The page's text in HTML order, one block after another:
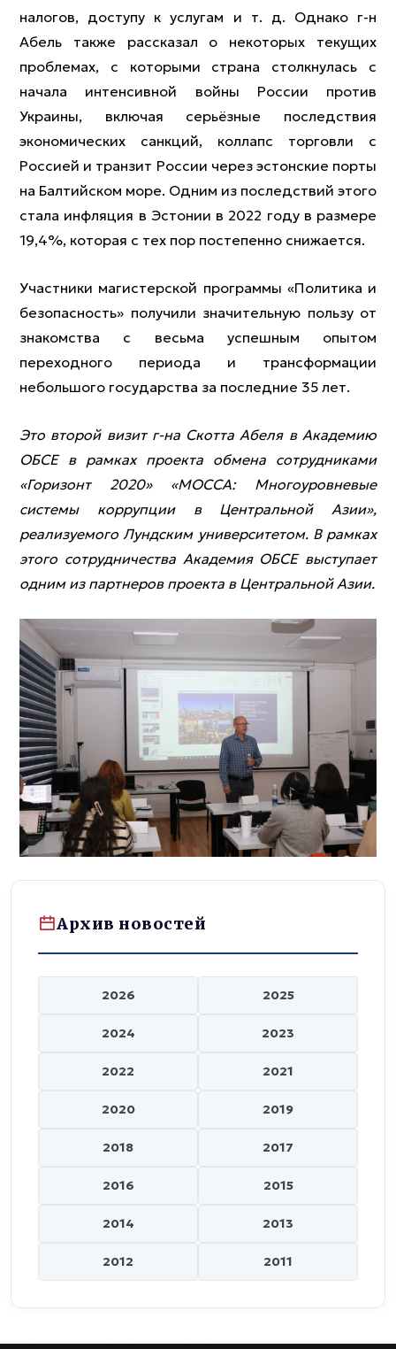
налогов, доступу к услугам и т. д. Однако г-н
Абель также рассказал о некоторых текущих
проблемах, с которыми страна столкнулась с
начала интенсивной войны России против
Украины, включая серьёзные последствия
экономических санкций, коллапс торговли с
Россией и транзит России через эстонские порты
на Балтийском море. Одним из последствий этого
стала инфляция в Эстонии в 2022 году в размере
19,4%, которая с тех пор постепенно снижается.
Участники магистерской программы «Политика и
безопасность» получили значительную пользу от
знакомства с весьма успешным опытом
переходного периода и трансформации
небольшого государства за последние 35 лет.
Это второй визит г-на Скотта Абеля в Академию
ОБСЕ в рамках проекта обмена сотрудниками
«Горизонт 2020» «MOCCA: Многоуровневые
системы коррупции в Центральной Азии»,
реализуемого Лундским университетом. В рамках
этого сотрудничества Академия ОБСЕ выступает
одним из партнеров проекта в Центральной Азии.
Архив новостей
2026 2025
2024 2023
2022 2021
2020 2019
2018 2017
2016 2015
2014 2013
2012 2011